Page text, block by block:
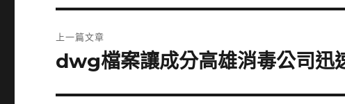
章
上一篇文章
上
篇
dwg檔案讓成分高雄消毒公司迅